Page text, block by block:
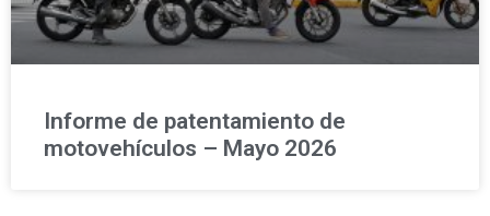
Informe de patentamiento de
motovehículos – Mayo 2026